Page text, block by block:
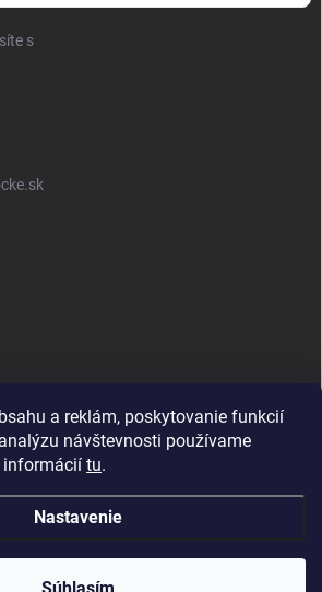
a reklám, poskytovanie funkcií
návštevnosti používame
informácií tu.
Nastavenie
s